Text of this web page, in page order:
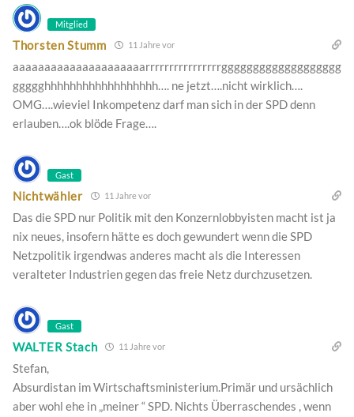
Mitglied
Thorsten Stumm 11 Jahre vor
aaaaaaaaaaaaaaaaaaaaarrrrrrrrrrrrrrrrggggggggggggggggggg
ggggghhhhhhhhhhhhhhhhhh…. ne jetzt….nicht wirklich….
OMG….wieviel Inkompetenz darf man sich in der SPD denn
erlauben….ok blöde Frage….
Gast
Nichtwähler 11 Jahre vor
Das die SPD nur Politik mit den Konzernlobbyisten macht ist ja
nix neues, insofern hätte es doch gewundert wenn die SPD
Netzpolitik irgendwas anderes macht als die Interessen
veralteter Industrien gegen das freie Netz durchzusetzen.
Gast
WALTER Stach 11 Jahre vor
Stefan,
Absurdistan im Wirtschaftsministerium.Primär und ursächlich
aber wohl ehe in „meiner “ SPD. Nichts Überraschendes , wenn